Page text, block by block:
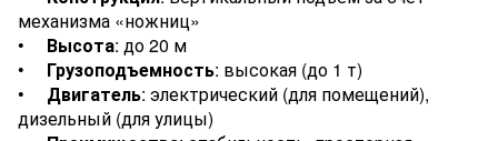
механизма «ножниц»
• Высота: до 20 м
• Грузоподъемность: высокая (до 1 т)
•
Двигатель: электрический (для помещений),
дизельный (для улицы)